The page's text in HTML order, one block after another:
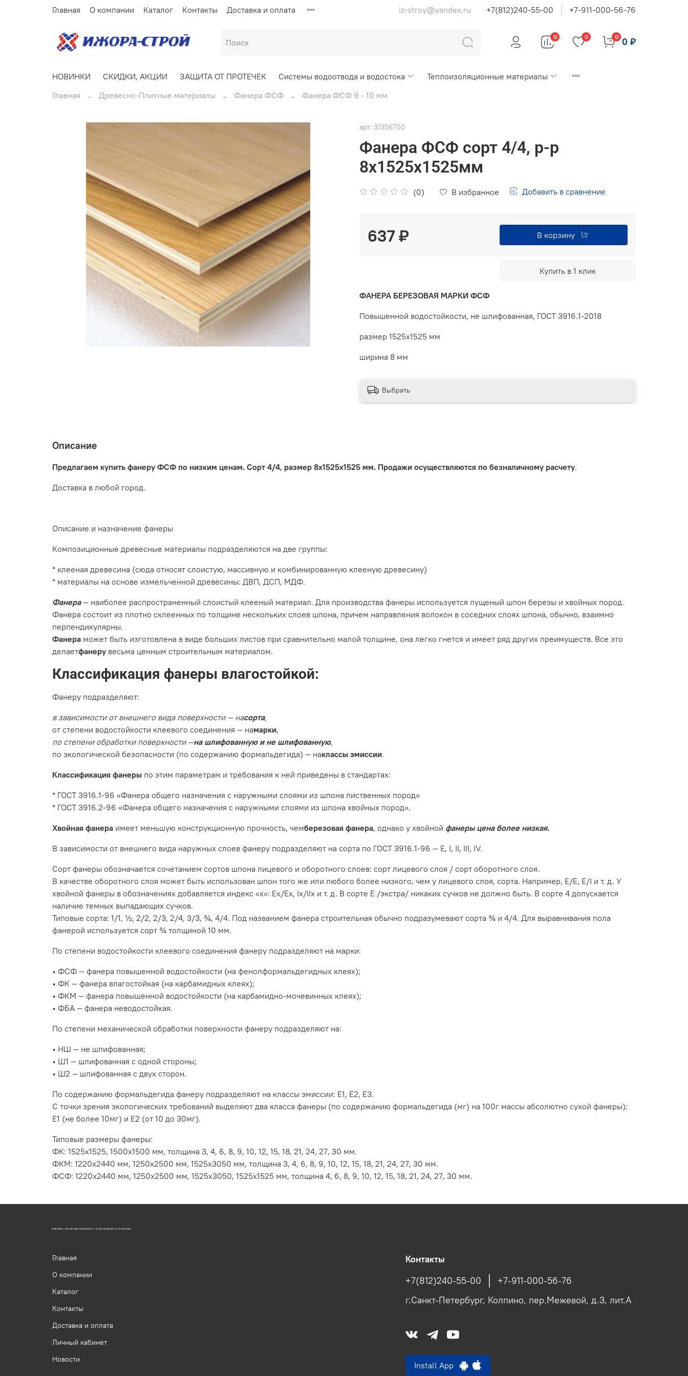
Главная О компании Каталог Контакты Доставка и оплата iz-stroy@yandex.ru +7(812)240-55-00 +7-911-000-56-76
0 0 0 0 ₽
НОВИНКИ СКИДКИ, АКЦИИ ЗАЩИТА ОТ ПРОТЕЧЕК Системы водоотвода и водостока
Теплоизоляционные материалы
Главная
Древесно-Плитные материалы Фанера ФСФ Фанера ФСФ 9 - 10 мм
арт. 31356700
Фанера ФСФ сорт 4/4, р-р
8х1525х1525мм
(0) В избранное Добавить в сравнение
637 ₽ В корзину
Купить в 1 клик
ФАНЕРА БЕРЕЗОВАЯ МАРКИ ФСФ
Повышенной водостойкости, не шлифованная, ГОСТ 3916.1-2018
размер 1525x1525 мм
ширина 8 мм
Выбрать
Описание
Предлагаем купить фанеру ФСФ по низким ценам. Сорт 4/4, размер 8х1525х1525 мм. Продажи осуществляются по безналичному расчету.
Доставка в любой город.
Описание и назначение фанеры
Композиционные древесные материалы подразделяются на две группы:
* клееная древесина (сюда относят слоистую, массивную и комбинированную клееную древесину)
* материалы на основе измельченной древесины: ДВП, ДСП, МДФ.
Фанера— наиболее распространенный слоистый клееный материал. Для производства фанеры используется лущеный шпон березы и хвойных пород.
Фанера состоит из плотно склеенных по толщине нескольких слоев шпона, причем направления волокон в соседних слоях шпона, обычно, взаимно
перпендикулярны.
Фанера может быть изготовлена в виде больших листов при сравнительно малой толщине, она легко гнется и имеет ряд других преимуществ. Все это
делаетфанеру весьма ценным строительным материалом.
Классификация фанеры влагостойкой:
Фанеру подразделяют:
в зависимости от внешнего вида поверхности — насорта,
от степени водостойкости клеевого соединения — намарки,
по степени обработки поверхности —на шлифованную и не шлифованную,
по экологической безопасности (по содержанию формальдегида) — наклассы эмиссии.
Классификация фанеры по этим параметрам и требования к ней приведены в стандартах:
* ГОСТ 3916.1-96 «Фанера общего назначения с наружными слоями из шпона лиственных пород»
* ГОСТ 3916.2-96 «Фанера общего назначения с наружными слоями из шпона хвойных пород».
Хвойная фанера имеет меньшую конструкционную прочность, чемберезовая фанера, однако у хвойной фанеры цена более низкая.
В зависимости от внешнего вида наружных слоев фанеру подразделяют на сорта по ГОСТ 3916.1-96 — E, I, II, III, IV.
Сорт фанеры обозначается сочетанием сортов шпона лицевого и оборотного слоев: сорт лицевого слоя / сорт оборотного слоя.
В качестве оборотного слоя может быть использован шпон того же или любого более низкого, чем у лицевого слоя, сорта. Например, Е/Е, Е/I и т. д. У
хвойной фанеры в обозначениях добавляется индекс «х»: Ех/Ех, Iх/IIх и т. д. В сорте Е /экстра/ никаких сучков не должно быть. В сорте 4 допускается
наличие темных выпадающих сучков.
Типовые сорта: 1/1, ½, 2/2, 2/3, 2/4, 3/3, ¾, 4/4. Под названием фанера строительная обычно подразумевают сорта ¾ и 4/4. Для выравнивания пола
фанерой используется сорт ¾ толщиной 10 мм.
По степени водостойкости клеевого соединения фанеру подразделяют на марки:
• ФСФ — фанера повышенной водостойкости (на фенолформальдегидных клеях);
• ФК — фанера влагостойкая (на карбамидных клеях);
• ФКМ — фанера повышенной водостойкости (на карбамидно-мочевинных клеях);
• ФБА — фанера неводостойкая.
По степени механической обработки поверхности фанеру подразделяют на:
• НШ — не шлифованная;
• Ш1 — шлифованная с одной стороны;
• Ш2 — шлифованная с двух сторон.
По содержанию формальдегида фанеру подразделяют на классы эмиссии: Е1, Е2, Е3.
С точки зрения экологических требований выделяют два класса фанеры (по содержанию формальдегида (мг) на 100г массы абсолютно сухой фанеры):
Е1 (не более 10мг) и Е2 (от 10 до 30мг).
Типовые размеры фанеры:
ФК: 1525х1525, 1500х1500 мм, толщина 3, 4, 6, 8, 9, 10, 12, 15, 18, 21, 24, 27, 30 мм.
ФКМ: 1220х2440 мм, 1250х2500 мм, 1525х3050 мм, толщина 3, 4, 6, 8, 9, 10, 12, 15, 18, 21, 24, 27, 30 мм.
ФСФ: 1220х2440 мм, 1250х2500 мм, 1525х3050, 1525х1525 мм, толщина 4, 6, 8, 9, 10, 12, 15, 18, 21, 24, 27, 30 мм.
ИЖОРА-СТРОЙ МАТЕРИАЛЫ С ДОСТАВКОЙ ПО РОССИИ
Главная
О компании
Каталог
Контакты
Доставка и оплата
Личный кабинет
Новости
Контакты
+7(812)240-55-00
+7-911-000-56-76
г.Санкт-Петербург, Колпино, пер.Межевой, д.3, лит.А
Install App